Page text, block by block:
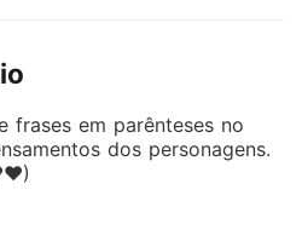
frases em parênteses no
dos personagens.